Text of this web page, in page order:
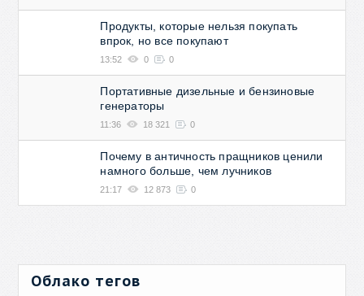
Продукты, которые нельзя покупать
впрок, но все покупают
13:52 0 0
Портативные дизельные и бензиновые
генераторы
11:36 18 321 0
Почему в античность пращников ценили
намного больше, чем лучников
21:17 12 873 0
Облако тегов